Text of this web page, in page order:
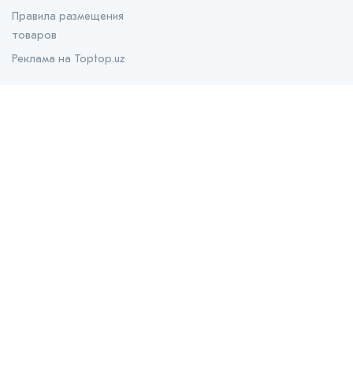
Правила размещения
товаров
Реклама на Toptop.uz